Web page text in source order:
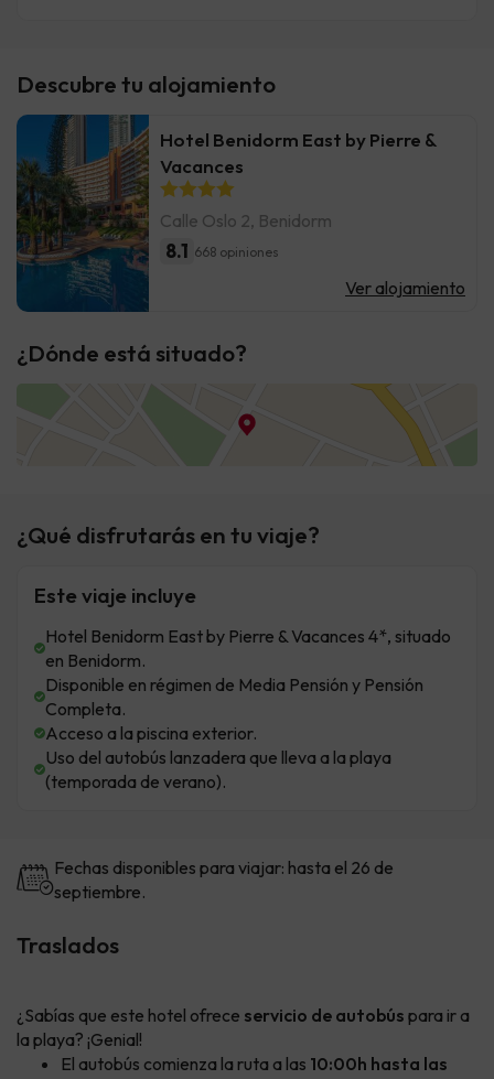
Descubre tu alojamiento
Hotel Benidorm East by Pierre &
Vacances
Calle Oslo 2, Benidorm
8.1 668 opiniones
Ver alojamiento
¿Dónde está situado?
¿Qué disfrutarás en tu viaje?
Este viaje incluye
Hotel Benidorm East by Pierre & Vacances 4*, situado
en Benidorm.
Disponible en régimen de Media Pensión y Pensión
Completa.
Acceso a la piscina exterior.
Uso del autobús lanzadera que lleva a la playa
(temporada de verano).
Fechas disponibles para viajar: hasta el 26 de
septiembre.
Traslados
¿Sabías que este hotel ofrece servicio de autobús para ir a
la playa? ¡Genial!
El autobús comienza la ruta a las 10:00h hasta las